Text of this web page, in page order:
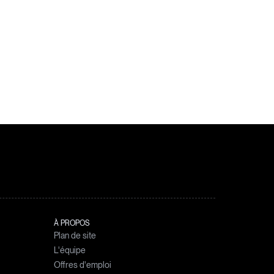
À PROPOS
Plan de site
L'équipe
Offres d'emploi